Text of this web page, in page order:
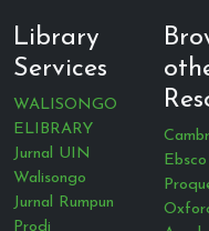
Library
Services
WALISONGO
ELIBRARY
Jurnal UIN
Walisongo
Jurnal Rumpun
Prodi